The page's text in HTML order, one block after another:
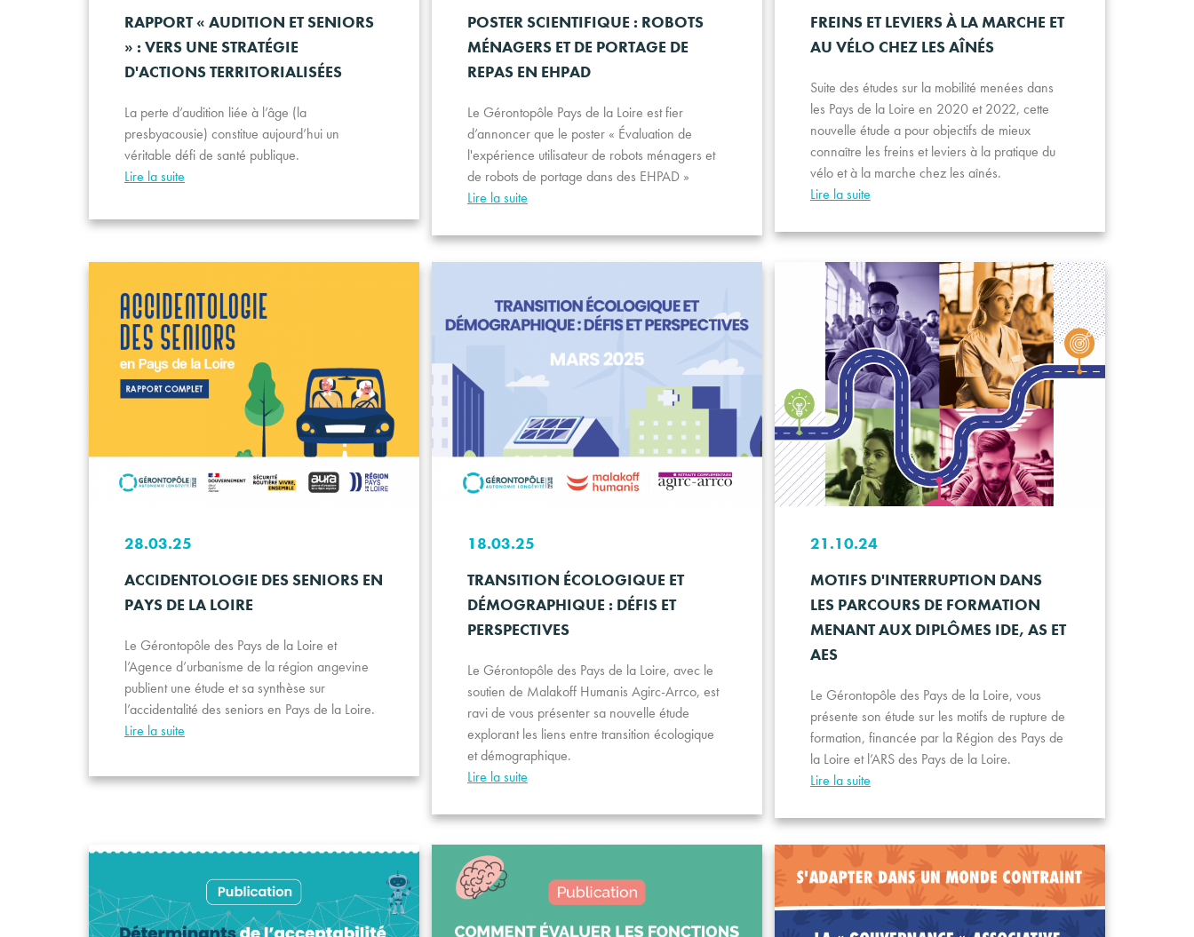
RAPPORT « AUDITION ET SENIORS
» : VERS UNE STRATÉGIE
D'ACTIONS TERRITORIALISÉES
La perte d’audition liée à l’âge (la
presbyacousie) constitue aujourd’hui un
véritable défi de santé publique.
Lire la suite
POSTER SCIENTIFIQUE : ROBOTS
MÉNAGERS ET DE PORTAGE DE
REPAS EN EHPAD
Le Gérontopôle Pays de la Loire est fier
d’annoncer que le poster « Évaluation de
l'expérience utilisateur de robots ménagers et
de robots de portage dans des EHPAD »
Lire la suite
FREINS ET LEVIERS À LA MARCHE ET
AU VÉLO CHEZ LES AÎNÉS
Suite des études sur la mobilité menées dans
les Pays de la Loire en 2020 et 2022, cette
nouvelle étude a pour objectifs de mieux
connaître les freins et leviers à la pratique du
vélo et à la marche chez les aînés.
Lire la suite
28.03.25
ACCIDENTOLOGIE DES SENIORS EN
PAYS DE LA LOIRE
Le Gérontopôle des Pays de la Loire et
l’Agence d’urbanisme de la région angevine
publient une étude et sa synthèse sur
l’accidentalité des seniors en Pays de la Loire.
Lire la suite
18.03.25
TRANSITION ÉCOLOGIQUE ET
DÉMOGRAPHIQUE : DÉFIS ET
PERSPECTIVES
Le Gérontopôle des Pays de la Loire, avec le
soutien de Malakoff Humanis Agirc-Arrco, est
ravi de vous présenter sa nouvelle étude
explorant les liens entre transition écologique
et démographique.
Lire la suite
21.10.24
MOTIFS D'INTERRUPTION DANS
LES PARCOURS DE FORMATION
MENANT AUX DIPLÔMES IDE, AS ET
AES
Le Gérontopôle des Pays de la Loire, vous
présente son étude sur les motifs de rupture de
formation, financée par la Région des Pays de
la Loire et l’ARS des Pays de la Loire.
Lire la suite